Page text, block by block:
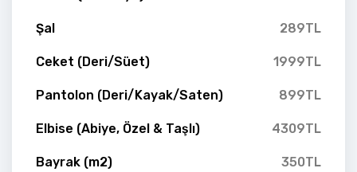
Şal 289TL
Ceket (Deri/Süet) 1999TL
Pantolon (Deri/Kayak/Saten) 899TL
Elbise (Abiye, Özel & Taşlı) 4309TL
Bayrak (m2) 350TL